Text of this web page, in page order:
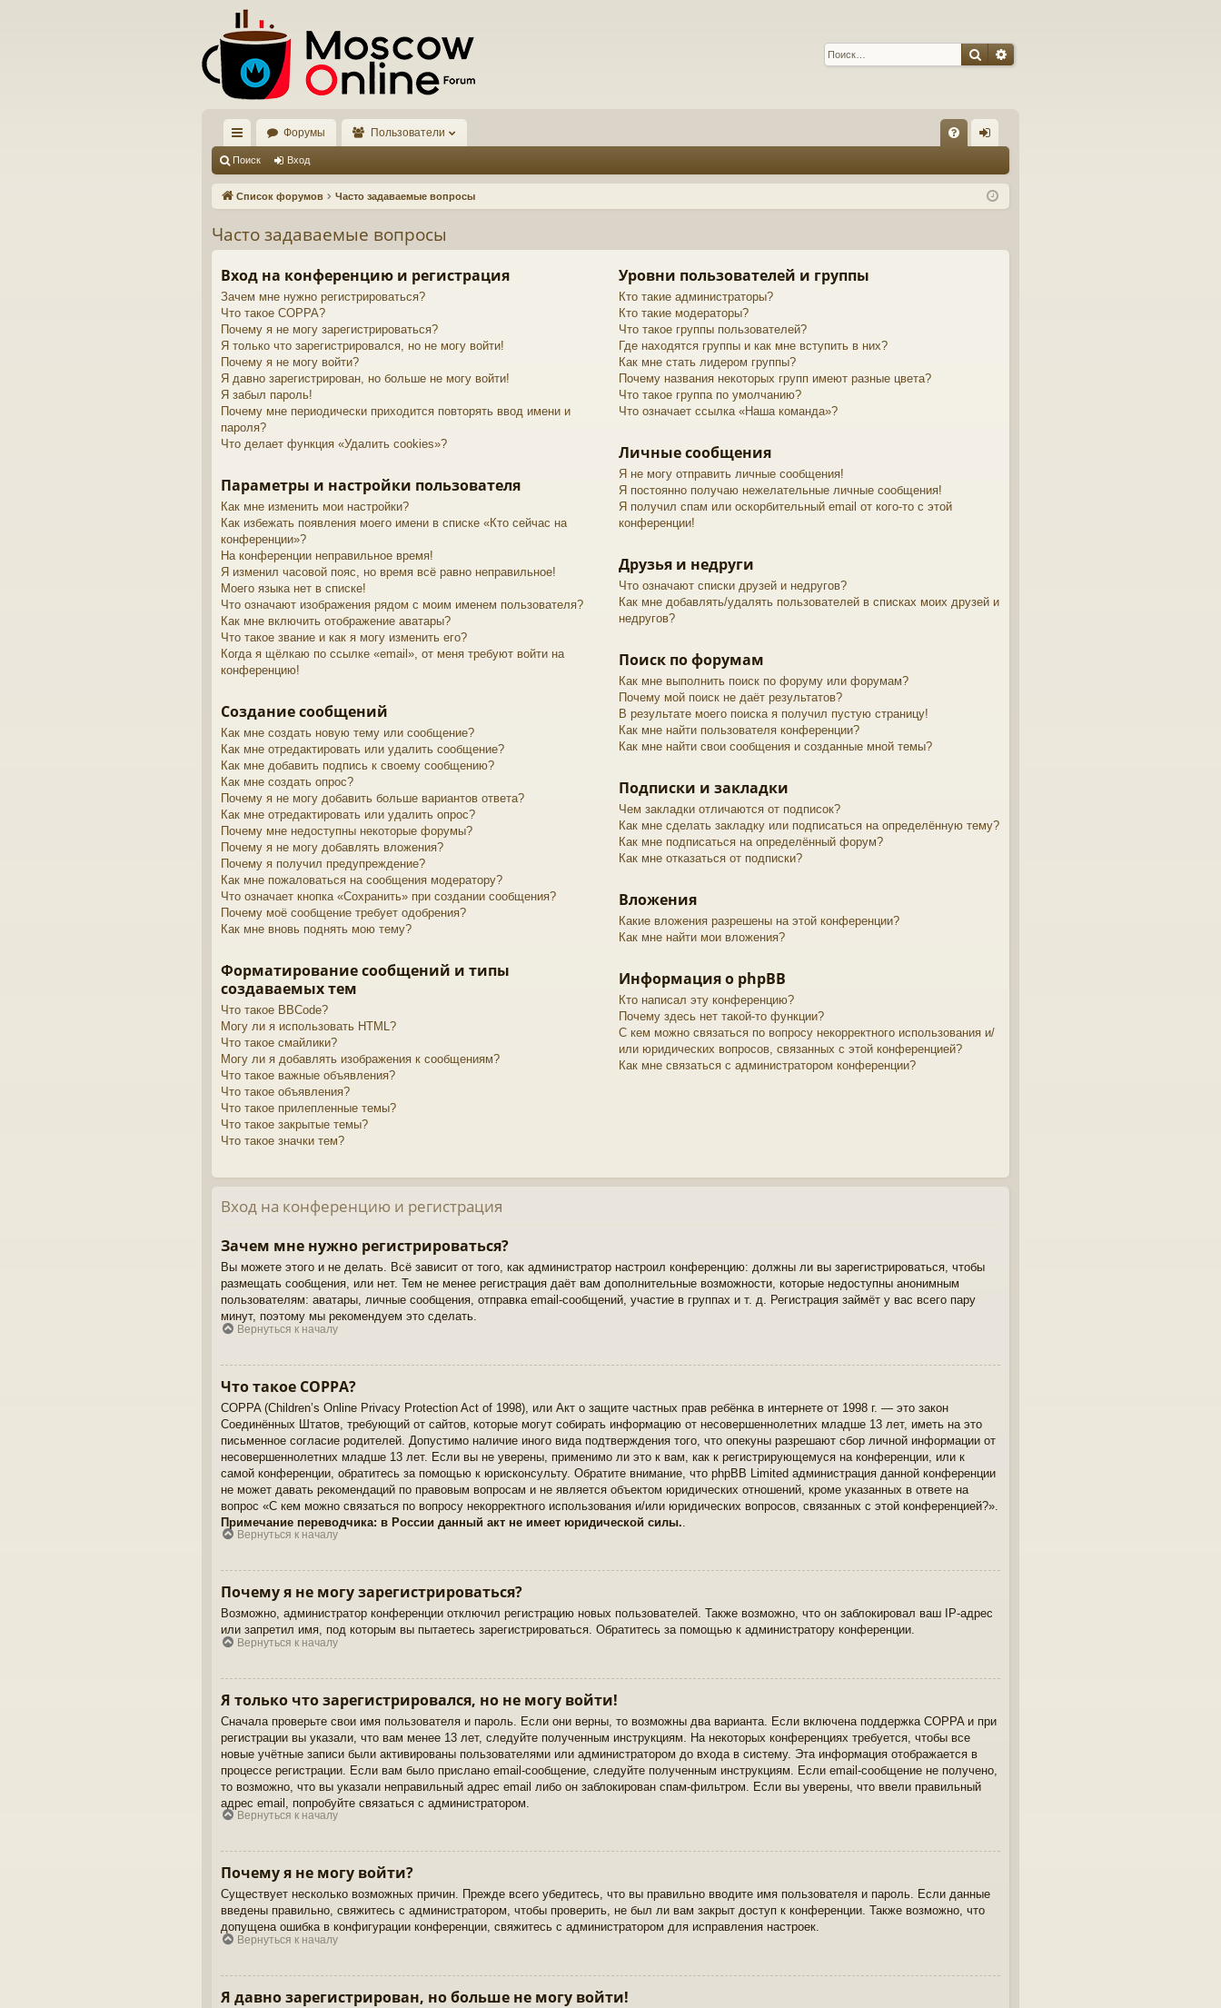
ПоискРасширенный поиск
с
ы
и
Форумы Пользователи
Q д
Поиск Вход
Список форумов Часто задаваемые вопросы
Часто задаваемые вопросы
Вход на конференцию и регистрация
Зачем мне нужно регистрироваться?
Что такое COPPA?
Почему я не могу зарегистрироваться?
Я только что зарегистрировался, но не могу войти!
Почему я не могу войти?
Я давно зарегистрирован, но больше не могу войти!
Я забыл пароль!
Почему мне периодически приходится повторять ввод имени и
пароля?
Что делает функция «Удалить cookies»?
Параметры и настройки пользователя
Как мне изменить мои настройки?
Как избежать появления моего имени в списке «Кто сейчас на
конференции»?
На конференции неправильное время!
Я изменил часовой пояс, но время всё равно неправильное!
Моего языка нет в списке!
Что означают изображения рядом с моим именем пользователя?
Как мне включить отображение аватары?
Что такое звание и как я могу изменить его?
Когда я щёлкаю по ссылке «email», от меня требуют войти на
конференцию!
Создание сообщений
Как мне создать новую тему или сообщение?
Как мне отредактировать или удалить сообщение?
Как мне добавить подпись к своему сообщению?
Как мне создать опрос?
Почему я не могу добавить больше вариантов ответа?
Как мне отредактировать или удалить опрос?
Почему мне недоступны некоторые форумы?
Почему я не могу добавлять вложения?
Почему я получил предупреждение?
Как мне пожаловаться на сообщения модератору?
Что означает кнопка «Сохранить» при создании сообщения?
Почему моё сообщение требует одобрения?
Как мне вновь поднять мою тему?
Форматирование сообщений и типы
создаваемых тем
Что такое BBCode?
Могу ли я использовать HTML?
Что такое смайлики?
Могу ли я добавлять изображения к сообщениям?
Что такое важные объявления?
Что такое объявления?
Что такое прилепленные темы?
Что такое закрытые темы?
Что такое значки тем?
Уровни пользователей и группы
Кто такие администраторы?
Кто такие модераторы?
Что такое группы пользователей?
Где находятся группы и как мне вступить в них?
Как мне стать лидером группы?
Почему названия некоторых групп имеют разные цвета?
Что такое группа по умолчанию?
Что означает ссылка «Наша команда»?
Личные сообщения
Я не могу отправить личные сообщения!
Я постоянно получаю нежелательные личные сообщения!
Я получил спам или оскорбительный email от кого-то с этой
конференции!
Друзья и недруги
Что означают списки друзей и недругов?
Как мне добавлять/удалять пользователей в списках моих друзей и
недругов?
Поиск по форумам
Как мне выполнить поиск по форуму или форумам?
Почему мой поиск не даёт результатов?
В результате моего поиска я получил пустую страницу!
Как мне найти пользователя конференции?
Как мне найти свои сообщения и созданные мной темы?
Подписки и закладки
Чем закладки отличаются от подписок?
Как мне сделать закладку или подписаться на определённую тему?
Как мне подписаться на определённый форум?
Как мне отказаться от подписки?
Вложения
Какие вложения разрешены на этой конференции?
Как мне найти мои вложения?
Информация о phpBB
Кто написал эту конференцию?
Почему здесь нет такой-то функции?
С кем можно связаться по вопросу некорректного использования и/
или юридических вопросов, связанных с этой конференцией?
Как мне связаться с администратором конференции?
Вход на конференцию и регистрация
Зачем мне нужно регистрироваться?
Вы можете этого и не делать. Всё зависит от того, как администратор настроил конференцию: должны ли вы зарегистрироваться, чтобы
размещать сообщения, или нет. Тем не менее регистрация даёт вам дополнительные возможности, которые недоступны анонимным
пользователям: аватары, личные сообщения, отправка email-сообщений, участие в группах и т. д. Регистрация займёт у вас всего пару
минут, поэтому мы рекомендуем это сделать.
Вернуться к началу
Что такое COPPA?
COPPA (Children’s Online Privacy Protection Act of 1998), или Акт о защите частных прав ребёнка в интернете от 1998 г. — это закон
Соединённых Штатов, требующий от сайтов, которые могут собирать информацию от несовершеннолетних младше 13 лет, иметь на это
письменное согласие родителей. Допустимо наличие иного вида подтверждения того, что опекуны разрешают сбор личной информации от
несовершеннолетних младше 13 лет. Если вы не уверены, применимо ли это к вам, как к регистрирующемуся на конференции, или к
самой конференции, обратитесь за помощью к юрисконсульту. Обратите внимание, что phpBB Limited администрация данной конференции
не может давать рекомендаций по правовым вопросам и не является объектом юридических отношений, кроме указанных в ответе на
вопрос «С кем можно связаться по вопросу некорректного использования и/или юридических вопросов, связанных с этой конференцией?».
Примечание переводчика: в России данный акт не имеет юридической силы.
Вернуться к началу
Почему я не могу зарегистрироваться?
Возможно, администратор конференции отключил регистрацию новых пользователей. Также возможно, что он заблокировал ваш IP-адрес
или запретил имя, под которым вы пытаетесь зарегистрироваться. Обратитесь за помощью к администратору конференции.
Вернуться к началу
Я только что зарегистрировался, но не могу войти!
Сначала проверьте свои имя пользователя и пароль. Если они верны, то возможны два варианта. Если включена поддержка COPPA и при
регистрации вы указали, что вам менее 13 лет, следуйте полученным инструкциям. На некоторых конференциях требуется, чтобы все
новые учётные записи были активированы пользователями или администратором до входа в систему. Эта информация отображается в
процессе регистрации. Если вам было прислано email-сообщение, следуйте полученным инструкциям. Если email-сообщение не получено,
то возможно, что вы указали неправильный адрес email либо он заблокирован спам-фильтром. Если вы уверены, что ввели правильный
адрес email, попробуйте связаться с администратором.
Вернуться к началу
Почему я не могу войти?
Существует несколько возможных причин. Прежде всего убедитесь, что вы правильно вводите имя пользователя и пароль. Если данные
введены правильно, свяжитесь с администратором, чтобы проверить, не был ли вам закрыт доступ к конференции. Также возможно, что
допущена ошибка в конфигурации конференции, свяжитесь с администратором для исправления настроек.
Вернуться к началу
Я давно зарегистрирован, но больше не могу войти!